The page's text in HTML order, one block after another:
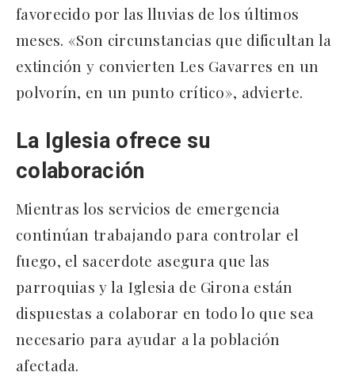
favorecido por las lluvias de los últimos
meses. «Son circunstancias que dificultan la
extinción y convierten Les Gavarres en un
polvorín, en un punto crítico», advierte.
La Iglesia ofrece su
colaboración
Mientras los servicios de emergencia
continúan trabajando para controlar el
fuego, el sacerdote asegura que las
parroquias y la Iglesia de Girona están
dispuestas a colaborar en todo lo que sea
necesario para ayudar a la población
afectada.